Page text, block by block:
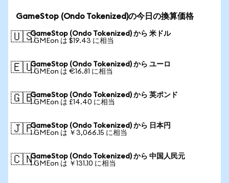
GameStop (Ondo Tokenized)の今日の換算価格
🇺🇸GameStop (Ondo Tokenized) から 米ドル
1 GMEon は $19.43 に相当
🇪🇺GameStop (Ondo Tokenized) から ユーロ
1 GMEon は €16.81 に相当
🇬🇧GameStop (Ondo Tokenized) から 英ポンド
1 GMEon は £14.40 に相当
🇯🇵GameStop (Ondo Tokenized) から 日本円
1 GMEon は ￥3,066.15 に相当
🇨🇳GameStop (Ondo Tokenized) から 中国人民元
1 GMEon は ￥131.10 に相当